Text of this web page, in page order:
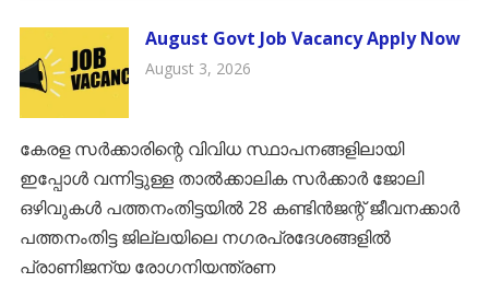
August Govt Job Vacancy Apply Now
August 3, 2026
കേരള സർക്കാരിന്റെ വിവിധ സ്ഥാപനങ്ങളിലായി
ഇപ്പോൾ വന്നിട്ടുള്ള താൽക്കാലിക സർക്കാർ ജോലി
ഒഴിവുകൾ പത്തനംതിട്ടയിൽ 28 കണ്ടിൻജന്റ് ജീവനക്കാർ ​
പത്തനംതിട്ട ജില്ലയിലെ നഗരപ്രദേശങ്ങളിൽ
പ്രാണിജന്യ രോഗനിയന്ത്രണ